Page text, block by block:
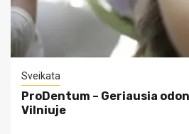
Sveikata
ProDentum – Geriausia
Vilniuje